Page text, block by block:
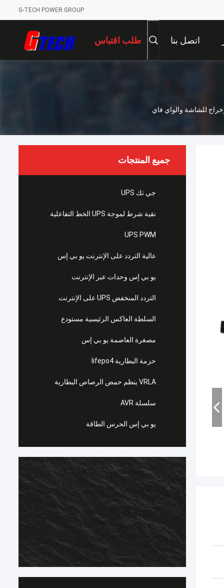
G-TECH POWER GROUP
اتصل بنا طلب اقتباس
جميع المنتجات
جي تك UPS
نقية شرط لموجة UPS الخط التفاعلية
UPS PWM
عالية التردد على الإنترنت يو بي إس
يو بي إس وحدات عبر الإنترنت
التردد المنخفض UPS على الإنترنت
السلطة العاكس الرئيسية مستودع
مصغرة العاصمة يو بي إس
حزمة البطارية lifepo4
VRLA ينظم حمض الرصاص البطارية
سلسلة AVR
يو بي إس الحرس الطاقة